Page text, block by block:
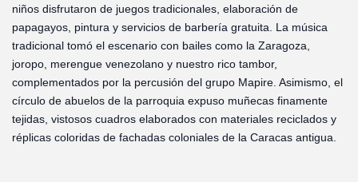
niños disfrutaron de juegos tradicionales, elaboración de
papagayos, pintura y servicios de barbería gratuita. La música
tradicional tomó el escenario con bailes como la Zaragoza,
joropo, merengue venezolano y nuestro rico tambor,
complementados por la percusión del grupo Mapire. Asimismo, el
círculo de abuelos de la parroquia expuso muñecas finamente
tejidas, vistosos cuadros elaborados con materiales reciclados y
réplicas coloridas de fachadas coloniales de la Caracas antigua.